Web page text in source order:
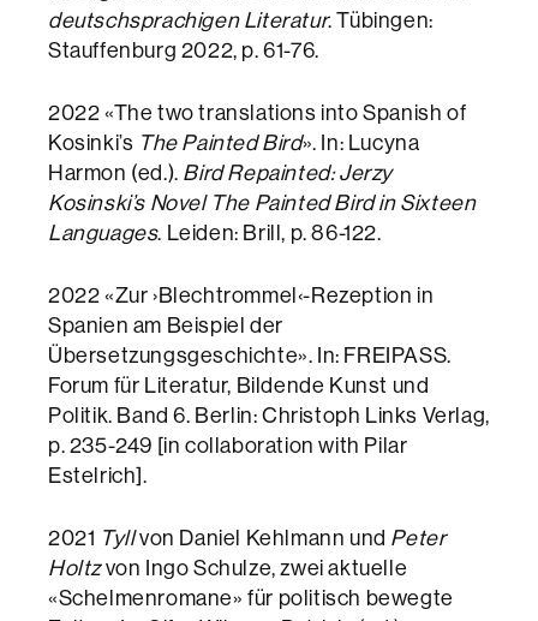
deutschsprachigen Literatur. Tübingen:
Stauffenburg 2022, p. 61-76.
2022 «The two translations into Spanish of
Kosinki’s The Painted Bird». In: Lucyna
Harmon (ed.). Bird Repainted: Jerzy
Kosinski’s Novel The Painted Bird in Sixteen
Languages. Leiden: Brill, p. 86-122.
2022 «Zur ›Blechtrommel‹-Rezeption in
Spanien am Beispiel der
Übersetzungsgeschichte». In: FREIPASS.
Forum für Literatur, Bildende Kunst und
Politik. Band 6. Berlin: Christoph Links Verlag,
p. 235-249 [in collaboration with Pilar
Estelrich].
2021 Tyllvon Daniel Kehlmann und Peter
Holtzvon Ingo Schulze, zwei aktuelle
«Schelmenromane» für politisch bewegte